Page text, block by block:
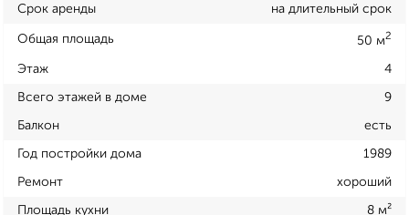
Срок аренды на длительный срок
Общая площадь 50 м2
Этаж 4
Всего этажей в доме 9
Балкон есть
Год постройки дома 1989
Ремонт хороший
Площадь кухни 8 м²